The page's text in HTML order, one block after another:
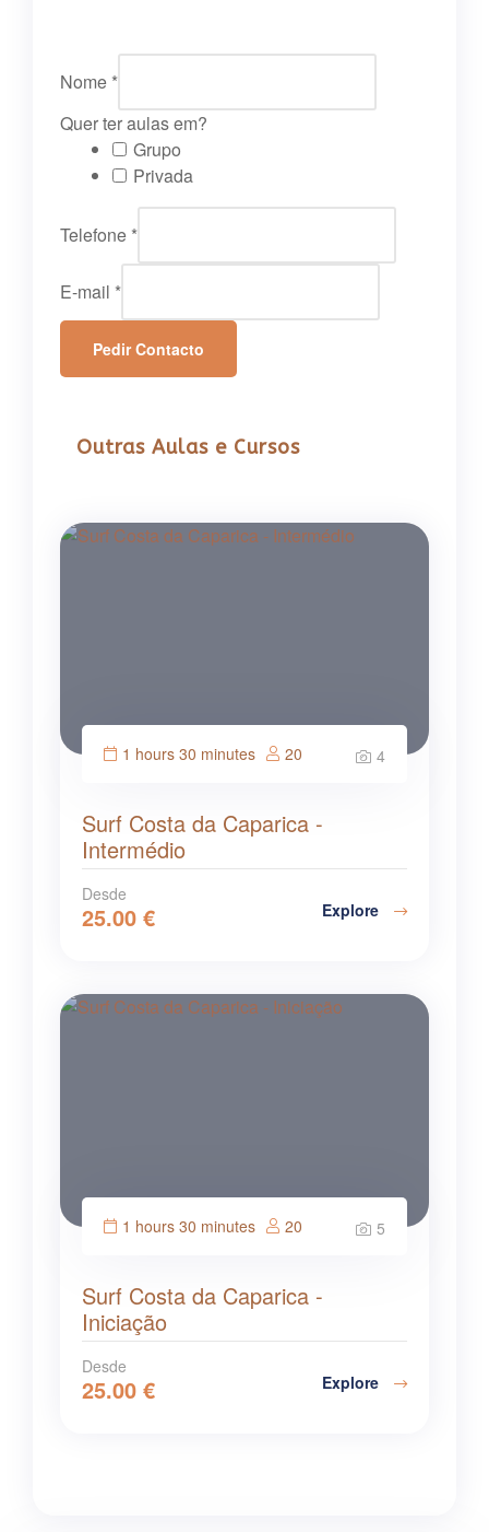
Nome *
Quer ter aulas em?
Grupo
Privada
Telefone *
E-mail *
Pedir Contacto
Outras Aulas e Cursos
1 hours 30 minutes 20 4
Surf Costa da Caparica -
Intermédio
Desde
25.00 € Explore
1 hours 30 minutes 20 5
Surf Costa da Caparica -
Iniciação
Desde
25.00 € Explore